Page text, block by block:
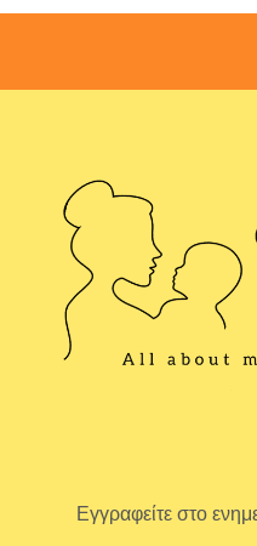
Εγγραφείτε στο